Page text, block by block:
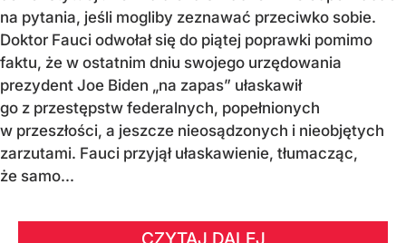
na pytania, jeśli mogliby zeznawać przeciwko sobie.
Doktor Fauci odwołał się do piątej poprawki pomimo
faktu, że w ostatnim dniu swojego urzędowania
prezydent Joe Biden „na zapas” ułaskawił
go z przestępstw federalnych, popełnionych
w przeszłości, a jeszcze nieosądzonych i nieobjętych
zarzutami. Fauci przyjął ułaskawienie, tłumacząc,
że samo...